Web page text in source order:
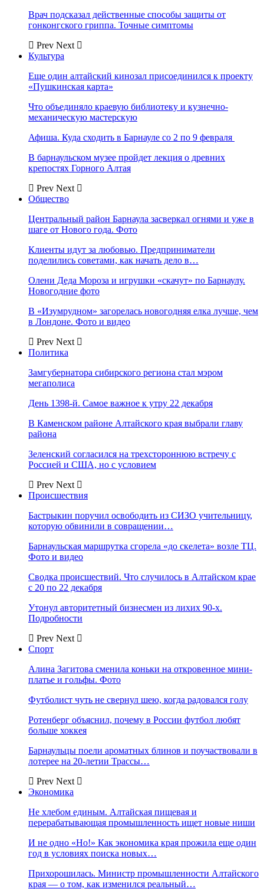
Врач подсказал действенные способы защиты от
гонконгского гриппа. Точные симптомы
Prev Next
Культура
Еще один алтайский кинозал присоединился к проекту
«Пушкинская карта»
Что объединяло краевую библиотеку и кузнечно-
механическую мастерскую
Афиша. Куда сходить в Барнауле со 2 по 9 февраля
В барнаульском музее пройдет лекция о древних
крепостях Горного Алтая
Prev Next
Общество
Центральный район Барнаула засверкал огнями и уже в
шаге от Нового года. Фото
Клиенты идут за любовью. Предприниматели
поделились советами, как начать дело в…
Олени Деда Мороза и игрушки «скачут» по Барнаулу.
Новогодние фото
В «Изумрудном» загорелась новогодняя елка лучше, чем
в Лондоне. Фото и видео
Prev Next
Политика
Замгубернатора сибирского региона стал мэром
мегаполиса
День 1398-й. Самое важное к утру 22 декабря
В Каменском районе Алтайского края выбрали главу
района
Зеленский согласился на трехстороннюю встречу с
Россией и США, но с условием
Prev Next
Происшествия
Бастрыкин поручил освободить из СИЗО учительницу,
которую обвинили в совращении…
Барнаульская маршрутка сгорела «до скелета» возле ТЦ.
Фото и видео
Сводка происшествий. Что случилось в Алтайском крае
с 20 по 22 декабря
Утонул авторитетный бизнесмен из лихих 90-х.
Подробности
Prev Next
Спорт
Алина Загитова сменила коньки на откровенное мини-
платье и гольфы. Фото
Футболист чуть не свернул шею, когда радовался голу
Ротенберг объяснил, почему в России футбол любят
больше хоккея
Барнаульцы поели ароматных блинов и поучаствовали в
лотерее на 20-летии Трассы…
Prev Next
Экономика
Не хлебом единым. Алтайская пищевая и
перерабатывающая промышленность ищет новые ниши
И не одно «Но!» Как экономика края прожила еще один
год в условиях поиска новых…
Прихорошилась. Министр промышленности Алтайского
края — о том, как изменился реальный…